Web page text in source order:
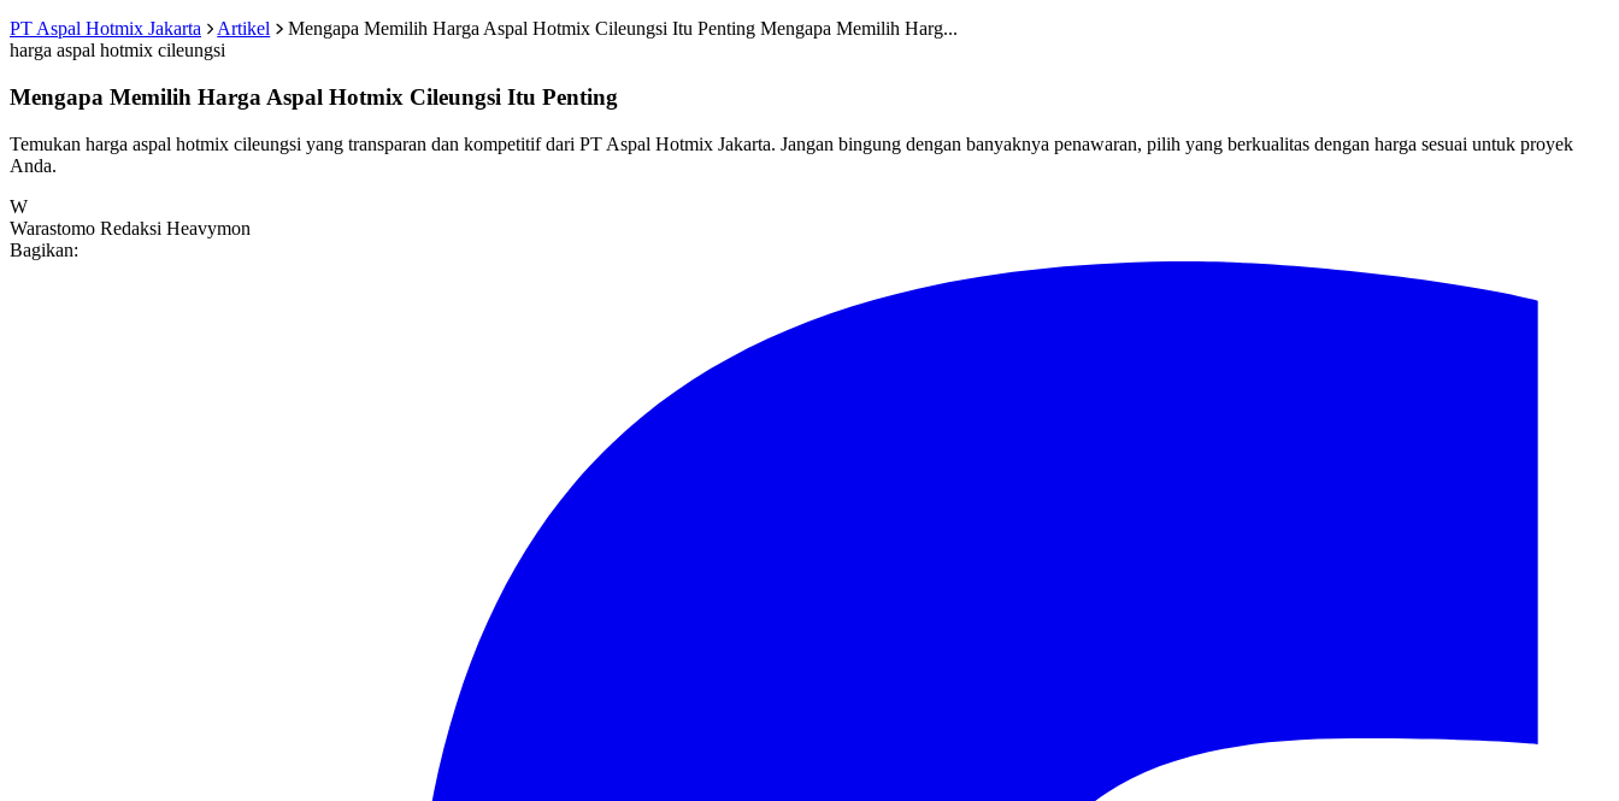
PT Aspal Hotmix Jakarta
Artikel Mengapa Memilih Harga Aspal Hotmix Cileungsi Itu Penting Mengapa Memilih Harg...
harga aspal hotmix cileungsi
Mengapa Memilih Harga Aspal Hotmix Cileungsi Itu Penting
Temukan harga aspal hotmix cileungsi yang transparan dan kompetitif dari PT Aspal Hotmix Jakarta. Jangan bingung dengan banyaknya penawaran, pilih yang berkualitas dengan harga sesuai untuk proyek
Anda.
W
Warastomo Redaksi Heavymon
Bagikan: